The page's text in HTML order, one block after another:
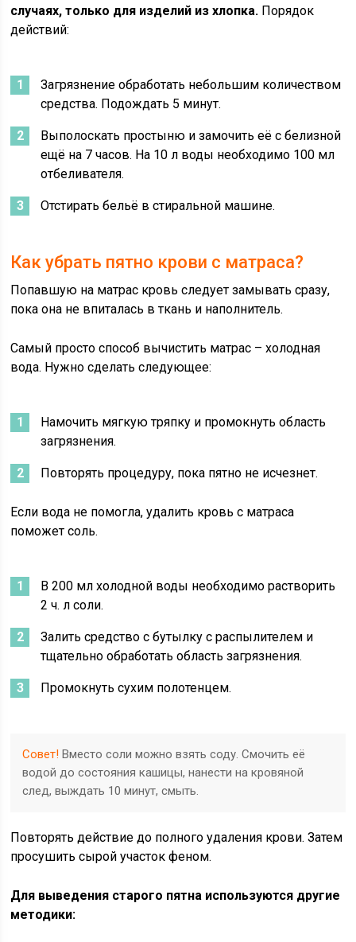
случаях, только для изделий из хлопка. Порядок
действий:
Загрязнение обработать небольшим количеством
средства. Подождать 5 минут.
Выполоскать простыню и замочить её с белизной
ещё на 7 часов. На 10 л воды необходимо 100 мл
отбеливателя.
Отстирать бельё в стиральной машине.
Как убрать пятно крови с матраса?
Попавшую на матрас кровь следует замывать сразу,
пока она не впиталась в ткань и наполнитель.
Самый просто способ вычистить матрас – холодная
вода. Нужно сделать следующее:
Намочить мягкую тряпку и промокнуть область
загрязнения.
Повторять процедуру, пока пятно не исчезнет.
Если вода не помогла, удалить кровь с матраса
поможет соль.
В 200 мл холодной воды необходимо растворить
2 ч. л соли.
Залить средство с бутылку с распылителем и
тщательно обработать область загрязнения.
Промокнуть сухим полотенцем.
Совет! Вместо соли можно взять соду. Смочить её
водой до состояния кашицы, нанести на кровяной
след, выждать 10 минут, смыть.
Повторять действие до полного удаления крови. Затем
просушить сырой участок феном.
Для выведения старого пятна используются другие
методики: